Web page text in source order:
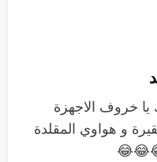
يا خروف الاجهزة
و هواوي المقلدة